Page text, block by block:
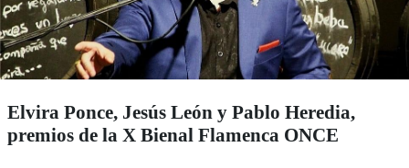
Elvira Ponce, Jesús León y Pablo Heredia,
premios de la X Bienal Flamenca ONCE